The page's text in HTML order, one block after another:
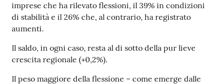
Prenotazioni
on line
Pagamenti
on line
imprese che ha rilevato flessioni, il 39% in condizioni
di stabilità e il 26% che, al contrario, ha registrato
aumenti.
Il saldo, in ogni caso, resta al di sotto della pur lieve
crescita regionale (+0,2%).
Il peso maggiore della flessione – come emerge dalle